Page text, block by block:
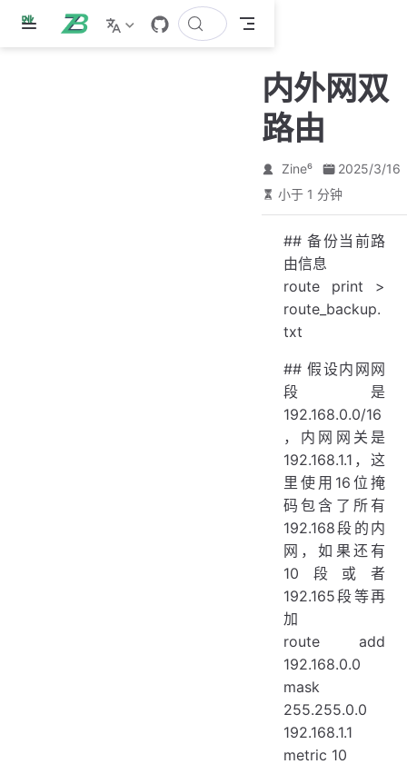
跳
内外网双
路由
Zine⁶
2025/3/16
小于 1 分钟
## 备份当前路
由信息
route print >
route_backup.
txt
## 假设内网网
段是
192.168.0.0/16
，内网网关是
192.168.1.1，这
里使用16位掩
码包含了所有
192.168段的内
网，如果还有
10段或者
192.165段等再
加
route add
192.168.0.0
mask
255.255.0.0
192.168.1.1
metric 10